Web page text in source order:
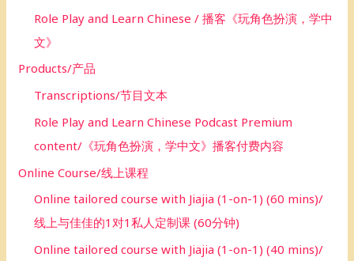
Role Play and Learn Chinese / 播客《玩角色扮演，学中
文》
Products/产品
Transcriptions/节目文本
Role Play and Learn Chinese Podcast Premium
content/《玩角色扮演，学中文》播客付费内容
Online Course/线上课程
Online tailored course with Jiajia (1-on-1) (60 mins)/
线上与佳佳的1对1私人定制课 (60分钟)
Online tailored course with Jiajia (1-on-1) (40 mins)/